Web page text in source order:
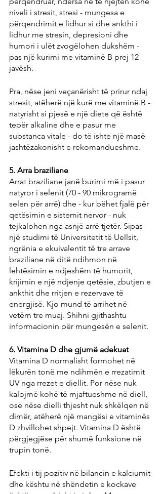
niveli i stresit, stresi - mungesa e
përqendrimit e lidhur si dhe ankthi i
lidhur me stresin, depresioni dhe
humori i ulët zvogëlohen dukshëm -
pas një kurimi me vitaminë B prej 12
javësh.
Pra, nëse jeni veçanërisht të prirur ndaj
stresit, atëherë një kurë me vitaminë B -
natyrisht si pjesë e një diete që është
tepër alkaline dhe e pasur me
substanca vitale - do të ishte një masë
jashtëzakonisht e rekomandueshme.
5. Arra braziliane
Arrat braziliane janë burimi më i pasur
natyror i selenit (70 - 90 mikrogramë
selen për arrë) dhe - kur bëhet fjalë për
qetësimin e sistemit nervor - nuk
tejkalohen nga asnjë arrë tjetër. Sipas
një studimi të Universitetit të Uellsit,
ngrënia e ekuivalentit të tre arrave
braziliane në ditë ndihmon në
lehtësimin e ndjeshëm të humorit,
krijimin e një ndjenje qetësie, zbutjen e
ankthit dhe rritjen e rezervave të
energjisë. Kjo mund të arrihet në
vetëm tre muaj. Shihni gjithashtu
informacionin për mungesën e selenit.
6. Vitamina D dhe gjumë adekuat
Vitamina D normalisht formohet në
lëkurën tonë me ndihmën e rrezatimit
UV nga rrezet e diellit. Por nëse nuk
kalojmë kohë të mjaftueshme në diell,
ose nëse dielli thjesht nuk shkëlqen në
dimër, atëherë një mangësi e vitaminës
D zhvillohet shpejt. Vitamina D është
përgjegjëse për shumë funksione në
trupin tonë.
Efekti i tij pozitiv në bilancin e kalciumit
dhe kështu në shëndetin e kockave